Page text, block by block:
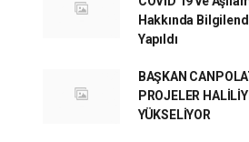
Hakkında
Yapıldı
BAŞKAN
PROJELER
YÜKSELİYOR